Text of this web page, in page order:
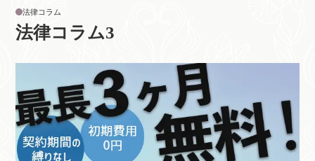
法律コラム3
法律コラム